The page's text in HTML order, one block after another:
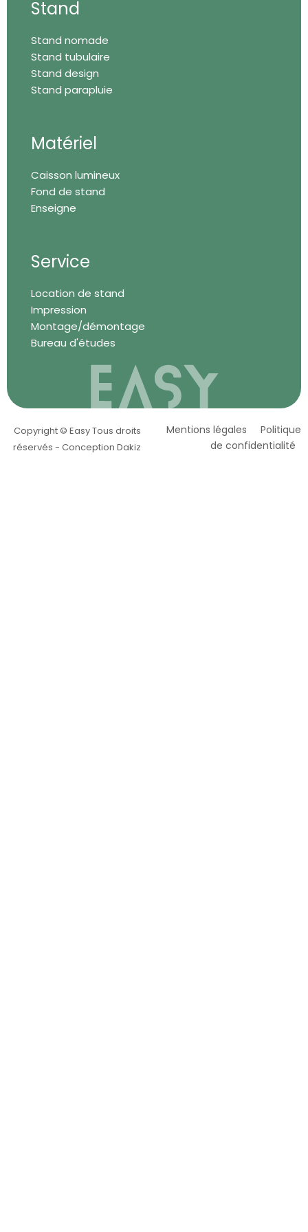
o
o
-
f
m
Stand
Stand nomade
Stand tubulaire
Stand design
Stand parapluie
Matériel
Caisson lumineux
Fond de stand
Enseigne
Service
Location de stand
Impression
Montage/démontage
Bureau d'études
Copyright © Easy Tous droits
réservés - Conception Dakiz
Mentions légales
Politique
de confidentialité